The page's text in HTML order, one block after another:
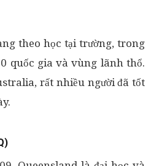
theo học tại trường, trong
quốc gia và vùng lãnh thổ.
rất nhiều người đã tốt